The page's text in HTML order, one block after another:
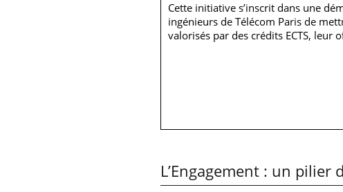
Cette initiative s’inscrit dans une
ingénieurs de Télécom Paris de
valorisés par des crédits ECTS,
L’Engagement : un pilier